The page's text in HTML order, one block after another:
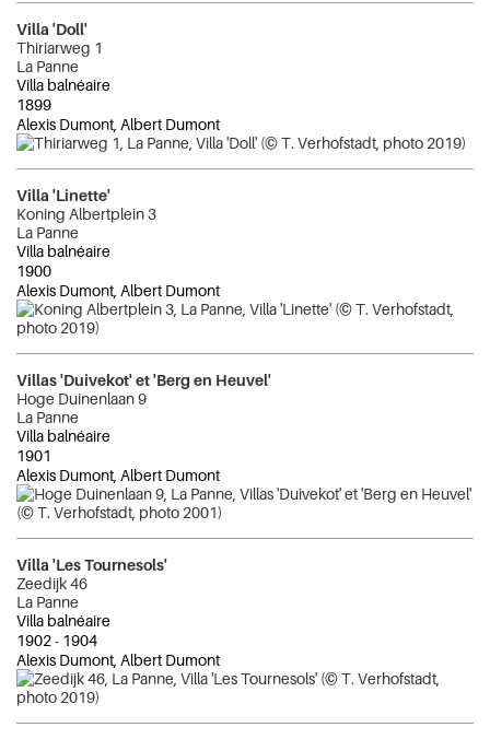
Villa 'Doll'
Thiriarweg 1
La Panne
Villa balnéaire
1899
Alexis Dumont, Albert Dumont
Villa 'Linette'
Koning Albertplein 3
La Panne
Villa balnéaire
1900
Alexis Dumont, Albert Dumont
Villas 'Duivekot' et 'Berg en Heuvel'
Hoge Duinenlaan 9
La Panne
Villa balnéaire
1901
Alexis Dumont, Albert Dumont
Villa 'Les Tournesols'
Zeedijk 46
La Panne
Villa balnéaire
1902- 1904
Alexis Dumont, Albert Dumont